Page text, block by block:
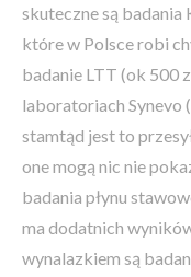
skuteczne są badania
które w Polsce robi
badanie LTT (ok 500
laboratoriach Synevo
stamtąd jest to
one mogą nic nie
badania płynu
ma dodatnich
wynalazkiem są